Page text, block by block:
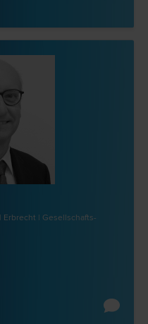
Erb­recht | Gesellschafts­